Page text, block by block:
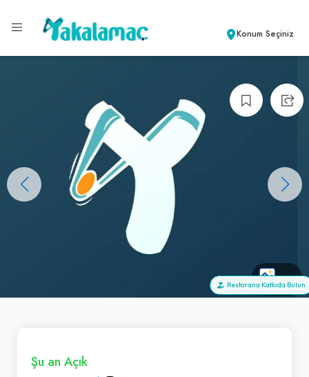
Konum Seçiniz
+0
Restorana Katkıda Bulun
Şu an Açık